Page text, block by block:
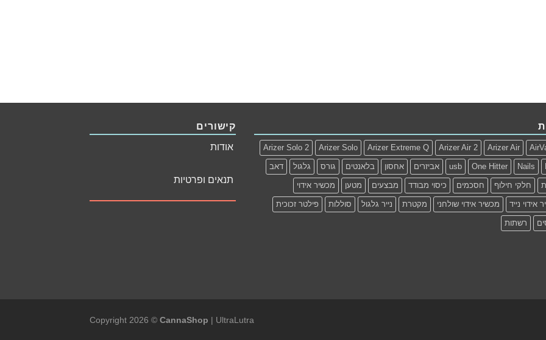
Arizer Air
Arizer Air 2
Arizer Extreme Q
Arizer Solo
Arizer Solo 2
Nails
One Hitter
usb אביזרים אחסון בלאנטים גורס גלגול דאב
חלקי חילוף חסכמים כיסוי מבודד מבצעים מטען מכשיר אידוי
אידוי נייד מכשיר אידוי שולחני מקטרת נייר גלגול סוללות פילטר זכוכית
רשתות
קישורים
אודות
תנאים ופרטיות
Copyright 2026 © CannaShop | UltraLutra